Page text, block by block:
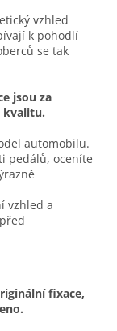
vzhled
k pohodlí
se tak
jsou za
kvalitu.
automobilu.
pedálů, oceníte
vzhled a
fixace,